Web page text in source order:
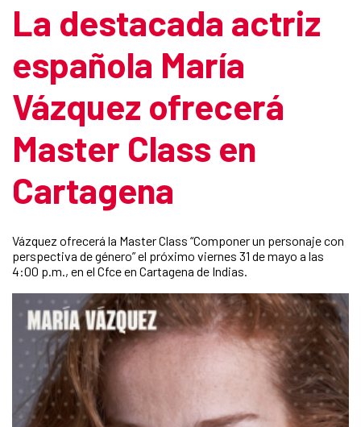
La destacada actriz
española María
Vázquez ofrecerá
Master Class en
Cartagena
Vázquez ofrecerá la Master Class “Componer un personaje con
perspectiva de género” el próximo viernes 31 de mayo a las
4:00 p.m., en el Cfce en Cartagena de Indias.